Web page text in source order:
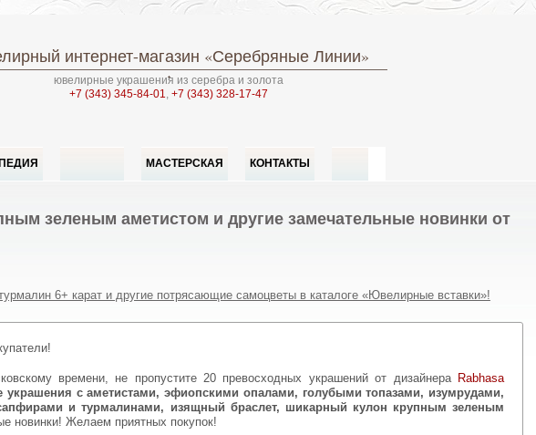
интернет-магазин «Серебряные Линии»
ювелирные украшения из серебра и золота
+7 (343) 345-84-01, +7 (343) 328-17-47
МАСТЕРСКАЯ КОНТАКТЫ
зеленым аметистом и другие замечательные новинки от
6+ карат и другие потрясающие самоцветы в каталоге «Ювелирные вставки»!
времени, не пропустите 20 превосходных украшений от дизайнера Rabhasa
украшения с аметистами, эфиопскими опалами, голубыми топазами, изумрудами,
и турмалинами, изящный браслет, шикарный кулон крупным зеленым
новинки! Желаем приятных покупок!